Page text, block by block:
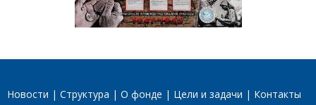
Новости Структура О фонде Цели и задачи Контакты